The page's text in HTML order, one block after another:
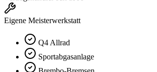
Eigene Meisterwerkstatt
Q4 Allrad
Sportabgasanlage